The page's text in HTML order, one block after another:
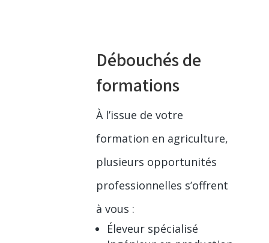
Débouchés de
formations
À l’issue de votre
formation en agriculture,
plusieurs opportunités
professionnelles s’offrent
à vous :
Éleveur spécialisé